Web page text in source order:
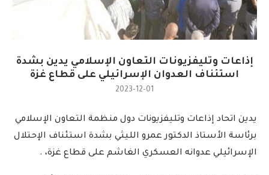
إذاعات وتليفزيونات التعاون الإسلامي يدين بشدة
استئناف العدوان الإسرائيلي على قطاع غزة
2023-12-01
يدين اتحاد إذاعات وتليفزيونات دول منظمة التعاون الإسلامي
برئاسة الأستاذ الدكتور عمرو الليثي بشدة استئناف الإحتلال
الإسرائيلي عدوانه العسكري الغاشم على قطاع غزة، .